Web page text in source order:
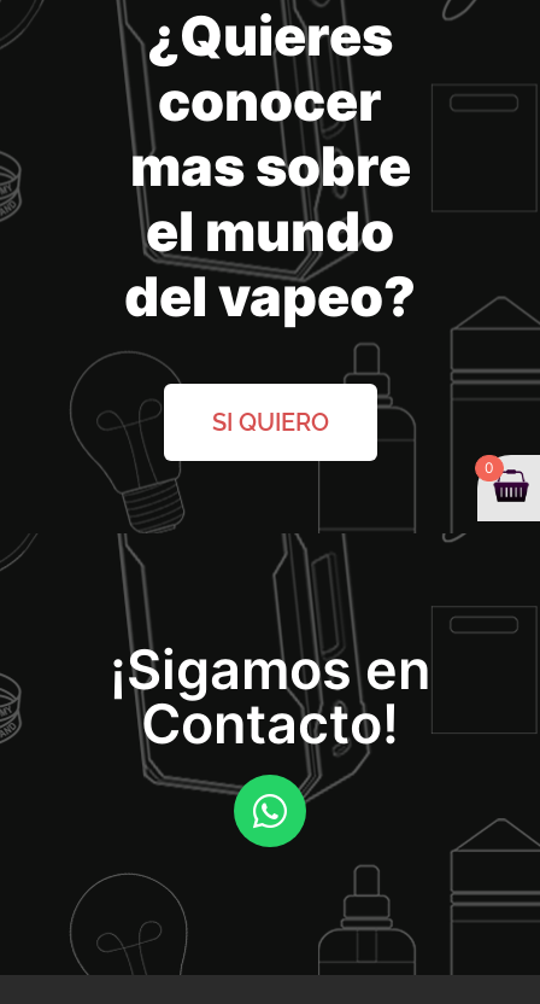
¿Quieres
conocer
mas sobre
el mundo
del vapeo?
SI QUIERO
¡Sigamos en
Contacto!
0